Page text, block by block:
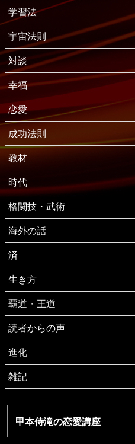
学習法
宇宙法則
対談
幸福
恋愛
成功法則
教材
時代
格闘技・武術
海外の話
済
生き方
覇道・王道
読者からの声
進化
雑記
甲本侍滝の恋愛講座